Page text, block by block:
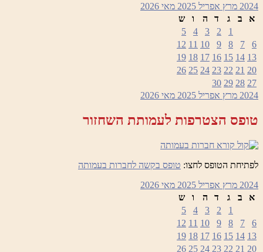
2024 מרץ אפריל 2025 מאי 2026
א
ב ג ד ה ו
ש
1
2
3
4
5
6
7
8
9
10
11
12
13
14
15
16
17
18
19
20
21
22
23
24
25
26
27
28
29
30
2024 מרץ אפריל 2025 מאי 2026
טופס הצטרפות לעמותת השחזור
לפתיחת הטופס לחצו: טופס בקשה לחברות בעמותה
2024 מרץ אפריל 2025 מאי 2026
א
ב ג ד ה ו
ש
1
2
3
4
5
6
7
8
9
10
11
12
13
14
15
16
17
18
19
20
21
22
23
24
25
26